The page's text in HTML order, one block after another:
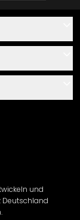
und
Deutschland